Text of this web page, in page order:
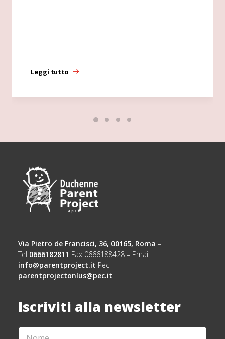
Leggi tutto
Via Pietro de Francisci, 36, 00165, Roma –
Tel 0666182811 Fax 0666188428 – Email
info@parentproject.it Pec
parentprojectonlus@pec.it
Iscriviti alla newsletter
*N